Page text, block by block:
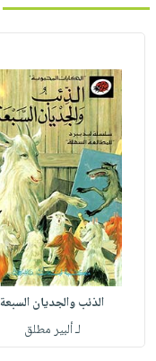
الذئب والجديان السبعة
لـ ألبير مطلق